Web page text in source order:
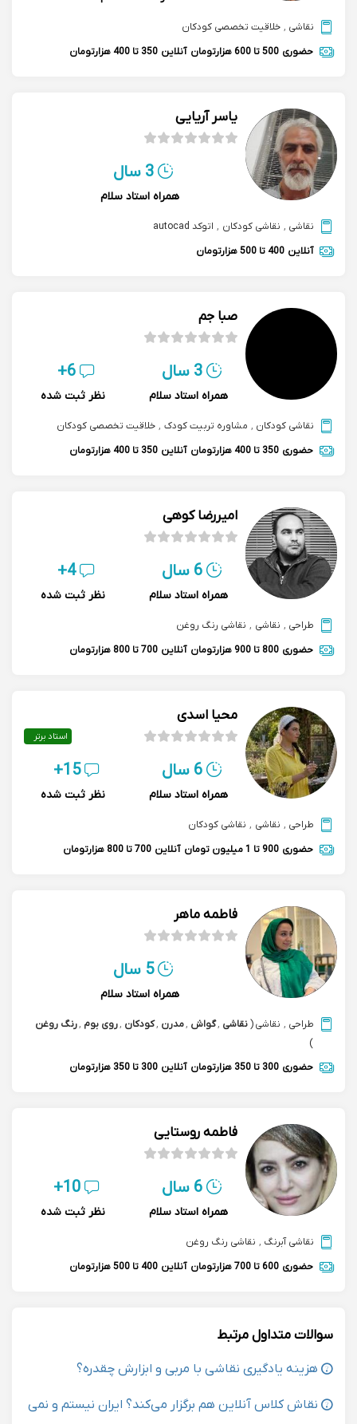
نقاشی , خلاقیت تخصصی کودکان
حضوری 500 تا 600 هزارتومان آنلاین 350 تا 400 هزارتومان
یاسر آریایی
3 سال
همراه استاد سلام
نقاشی , نقاشی کودکان , اتوکد autocad
آنلاین 400 تا 500 هزارتومان
صبا جم
3 سال
همراه استاد سلام
6+
نظر ثبت شده
نقاشی کودکان , مشاوره تربیت کودک , خلاقیت تخصصی کودکان
حضوری 350 تا 400 هزارتومان آنلاین 350 تا 400 هزارتومان
امیررضا کوهی
6 سال
همراه استاد سلام
4+
نظر ثبت شده
طراحی , نقاشی , نقاشی رنگ روغن
حضوری 800 تا 900 هزارتومان آنلاین 700 تا 800 هزارتومان
محیا اسدی
استاد برتر
6 سال
همراه استاد سلام
15+
نظر ثبت شده
طراحی , نقاشی , نقاشی کودکان
حضوری 900 تا 1 میلیون تومان آنلاین 700 تا 800 هزارتومان
فاطمه ماهر
5 سال
همراه استاد سلام
طراحی , نقاشی(نقاشی ,گواش ,مدرن ,کودکان ,روی بوم ,رنگ روغن
)
حضوری 300 تا 350 هزارتومان آنلاین 300 تا 350 هزارتومان
فاطمه روستایی
6 سال
همراه استاد سلام
10+
نظر ثبت شده
نقاشی آبرنگ , نقاشی رنگ روغن
حضوری 600 تا 700 هزارتومان آنلاین 400 تا 500 هزارتومان
سوالات متداول مرتبط
هزینه یادگیری نقاشی با مربی و ابزارش چقدره؟
نقاش کلاس آنلاین هم برگزار می‌کند؟ ایران نیستم و نمی